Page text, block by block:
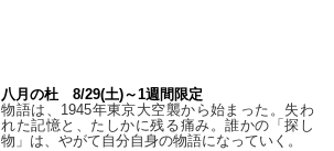
八月の杜 8/29(土)～1週間限定
物語は、1945年東京大空襲から始まった。失わ
れた記憶と、たしかに残る痛み。誰かの「探し
物」は、やがて自分自身の物語になっていく。